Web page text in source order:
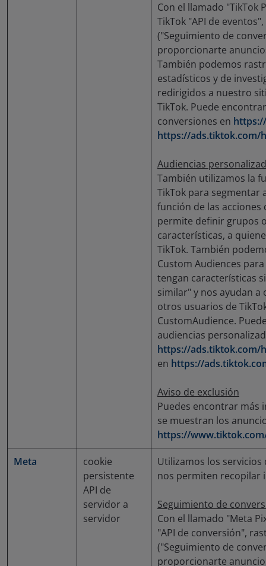
Con el llamado "TikTok
TikTok "API de
("Seguimiento de
proporcionarte
También podemos
estadísticos y de
redirigidos a nuestro
TikTok. Puede
conversiones en
https://ads.tiktok.com/
Audiencias
También utilizamos la
TikTok para segmentar
función de las
permite definir grupos
características, a
TikTok. También
Custom Audiences
tengan características
similar" y nos ayudan
otros usuarios de
CustomAudience.
audiencias
https://ads.tiktok.com/
en https://
Aviso de exclusión
Puedes encontrar más
se muestran los
https://
Meta
cookie
persistente
API de
servidor a
servidor
Utilizamos los
nos permiten recopilar
Seguimiento de
Con el llamado "Meta
"API de conversión",
("Seguimiento de
proporcionarte